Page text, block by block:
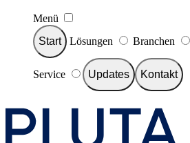
Menü
Start
Lösungen Branchen
Service Updates Kontakt